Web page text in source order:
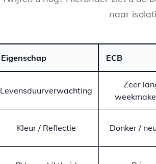
naar
Eigenschap ECB
Levensduurverwachting
Zeer
Kleur / Reflectie Donker /